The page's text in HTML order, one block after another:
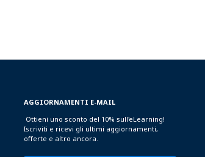
AGGIORNAMENTI E-MAIL
Ottieni uno sconto del 10% sull'eLearning!
Iscriviti e ricevi gli ultimi aggiornamenti,
offerte e altro ancora.